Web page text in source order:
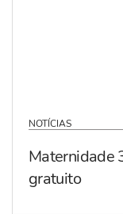
NOTÍCIAS
Maternidade
gratuito